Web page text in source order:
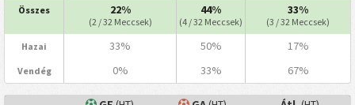
Összes 22%
(2 / 32 Meccsek)
44%
(4 / 32 Meccsek)
33%
(3 / 32 Meccsek)
Hazai 33% 50% 17%
Vendég 0% 33% 67%